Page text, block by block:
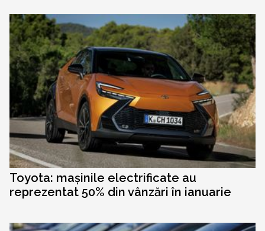
Toyota: mașinile electrificate au
reprezentat 50% din vânzări în ianuarie